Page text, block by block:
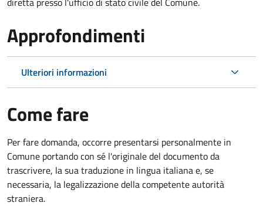
Approfondimenti
Ulteriori informazioni
Come fare
Per fare domanda, occorre presentarsi personalmente in
Comune portando con sé l'originale del documento da
trascrivere, la sua traduzione in lingua italiana e, se
necessaria, la legalizzazione della competente autorità
straniera.